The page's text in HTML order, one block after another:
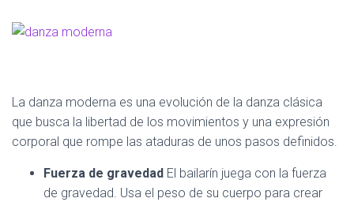
La danza moderna es una evolución de la danza clásica
que busca la libertad de los movimientos y una expresión
corporal que rompe las ataduras de unos pasos definidos.
Fuerza de gravedad El bailarín juega con la fuerza
de gravedad. Usa el peso de su cuerpo para crear